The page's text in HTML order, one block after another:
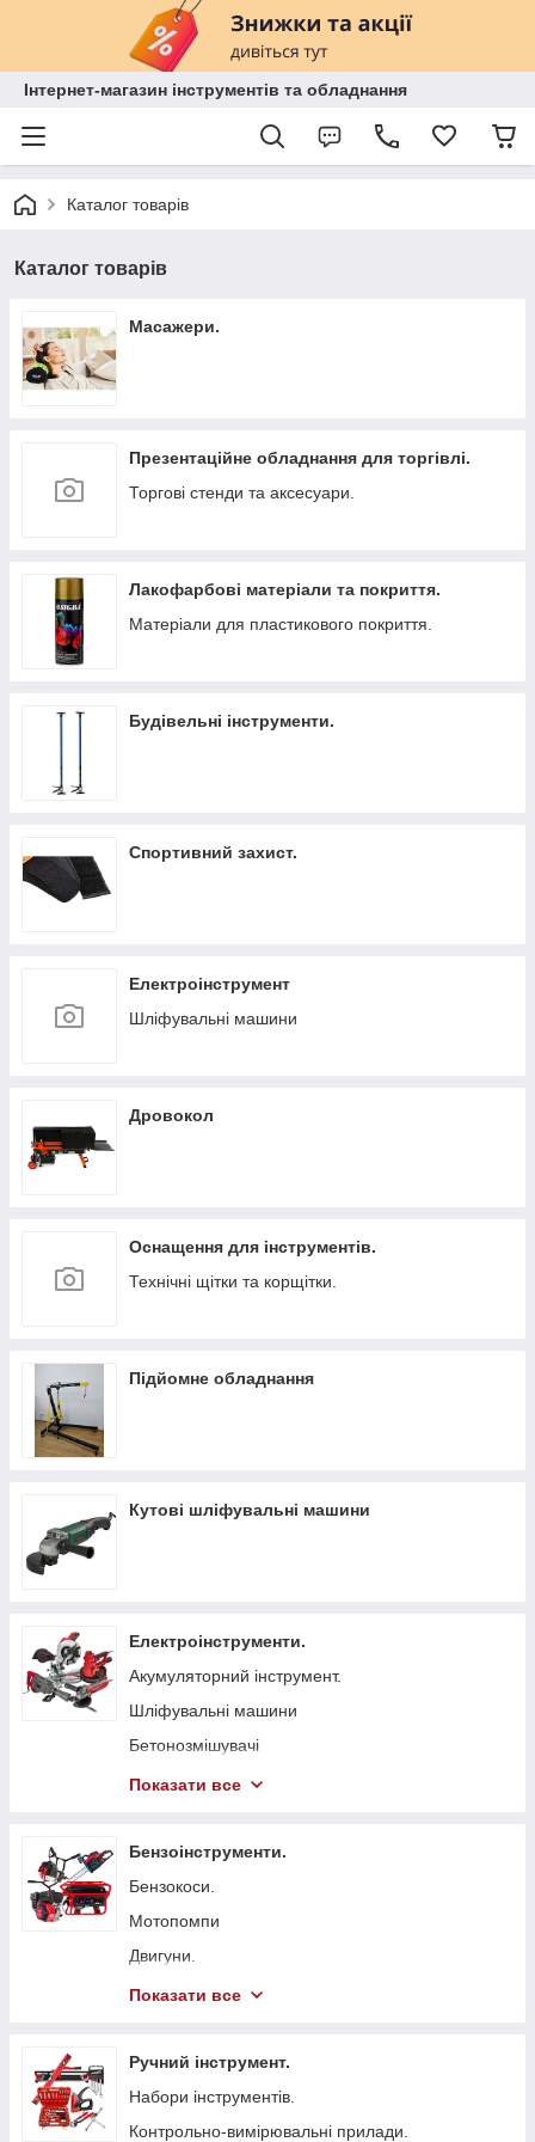
Інтернет-магазин інструментів та обладнання
Каталог товарів
Каталог товарів
Масажери.
Презентаційне обладнання для торгівлі.
Торгові стенди та аксесуари.
Лакофарбові матеріали та покриття.
Матеріали для пластикового покриття.
Будівельні інструменти.
Спортивний захист.
Електроінструмент
Шліфувальні машини
Дровокол
Оснащення для інструментів.
Технічні щітки та корщітки.
Підйомне обладнання
Кутові шліфувальні машини
Електроінструменти.
Акумуляторний інструмент.
Шліфувальні машини
Бетонозмішувачі
Болгарка (КШМ)
Вібратори глибинні для бетону
Стрічкові пили
Токарні станки
Гайковерти мережеві
Свердлильні верстати
Штроборізи
Плиткорізи.
Електроножиці
Показати все
Бензоінструменти.
Бензокоси.
Мотопомпи
Двигуни.
Бензопили.
Віброплити
Бензинові газонокосарки.
Бетонорізи
Показати все
Ручний інструмент.
Набори інструментів.
Контрольно-вимірювальні прилади.